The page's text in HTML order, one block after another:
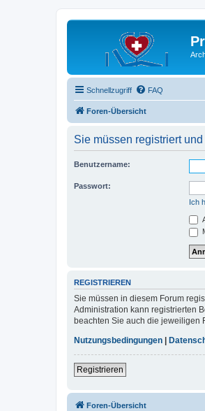
Schnellzugriff FAQ
Foren-Übersicht
Sie müssen registriert
Benutzername:
Passwort:
Ich
REGISTRIEREN
Sie müssen in diesem Forum
Administration kann registrierten
beachten Sie auch die jeweiligen
Nutzungsbedingungen
Registrieren
Foren-Übersicht